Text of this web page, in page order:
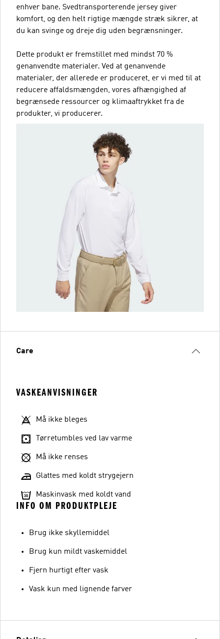
enhver bane. Svedtransporterende jersey giver
komfort, og den helt rigtige mængde stræk sikrer, at
du kan svinge og dreje dig uden begrænsninger.
Dette produkt er fremstillet med mindst 70 %
genanvendte materialer. Ved at genanvende
materialer, der allerede er produceret, er vi med til at
reducere affaldsmængden, vores afhængighed af
begrænsede ressourcer og klimaaftrykket fra de
produkter, vi producerer.
Care
VASKEANVISNINGER
Må ikke bleges
Tørretumbles ved lav varme
Må ikke renses
Glattes med koldt strygejern
Maskinvask med koldt vand
INFO OM PRODUKTPLEJE
Brug ikke skyllemiddel
Brug kun mildt vaskemiddel
Fjern hurtigt efter vask
Vask kun med lignende farver